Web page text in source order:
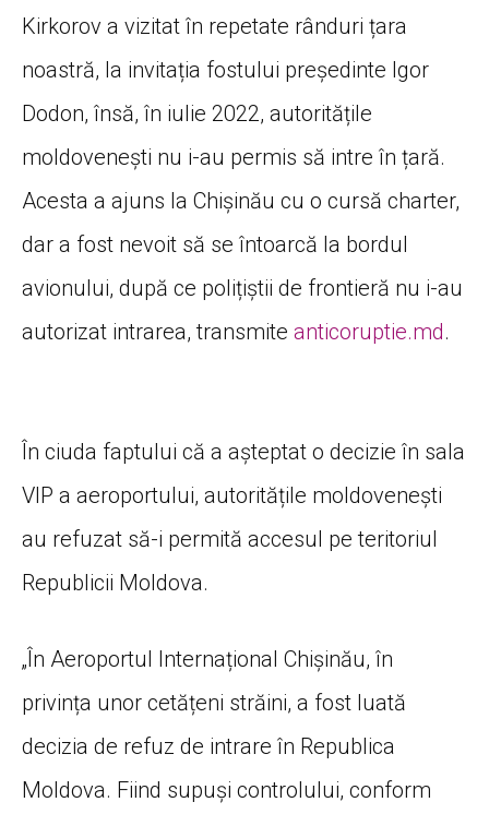
Kirkorov a vizitat în repetate rânduri țara
noastră, la invitația fostului președinte Igor
Dodon, însă, în iulie 2022, autoritățile
moldovenești nu i-au permis să intre în țară.
Acesta a ajuns la Chișinău cu o cursă charter,
dar a fost nevoit să se întoarcă la bordul
avionului, după ce polițiștii de frontieră nu i-au
autorizat intrarea, transmite anticoruptie.md.
În ciuda faptului că a așteptat o decizie în sala
VIP a aeroportului, autoritățile moldovenești
au refuzat să-i permită accesul pe teritoriul
Republicii Moldova.
„În Aeroportul Internațional Chișinău, în
privința unor cetățeni străini, a fost luată
decizia de refuz de intrare în Republica
Moldova. Fiind supuși controlului, conform